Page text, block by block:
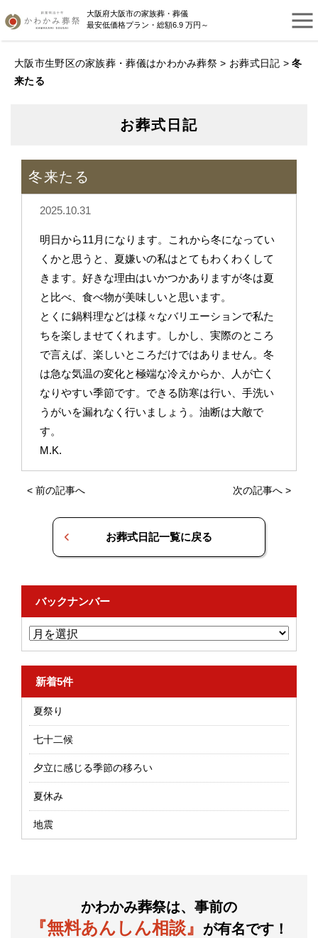
大阪府大阪市の家族葬・葬儀
最安低価格プラン・総額6.9 万円～
大阪市生野区の家族葬・葬儀はかわかみ葬祭 > お葬式日記 >冬
来たる
お葬式日記
冬来たる
2025.10.31
明日から11月になります。これから冬になってい
くかと思うと、夏嫌いの私はとてもわくわくして
きます。好きな理由はいかつかありますが冬は夏
と比べ、食べ物が美味しいと思います。
とくに鍋料理などは様々なバリエーションで私た
ちを楽しませてくれます。しかし、実際のところ
で言えば、楽しいところだけではありません。冬
は急な気温の変化と極端な冷えからか、人が亡く
なりやすい季節です。できる防寒は行い、手洗い
うがいを漏れなく行いましょう。油断は大敵で
す。
M.K.
< 前の記事へ 次の記事へ >
お葬式日記一覧に戻る
バックナンバー
新着5件
夏祭り
七十二候
夕立に感じる季節の移ろい
夏休み
地震
かわかみ葬祭は、事前の
『無料あんしん相談』 が有名です！